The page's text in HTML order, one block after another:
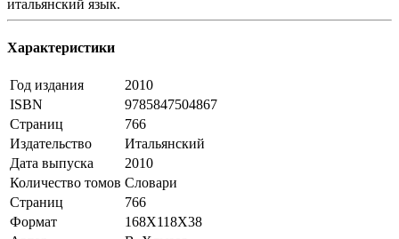
итальянский язык.
Характеристики
Год издания
2010
ISBN
9785847504867
Страниц
766
Издательство
Итальянский
Дата выпуска
2010
Количество томов Словари
Страниц
766
Формат
168Х118Х38